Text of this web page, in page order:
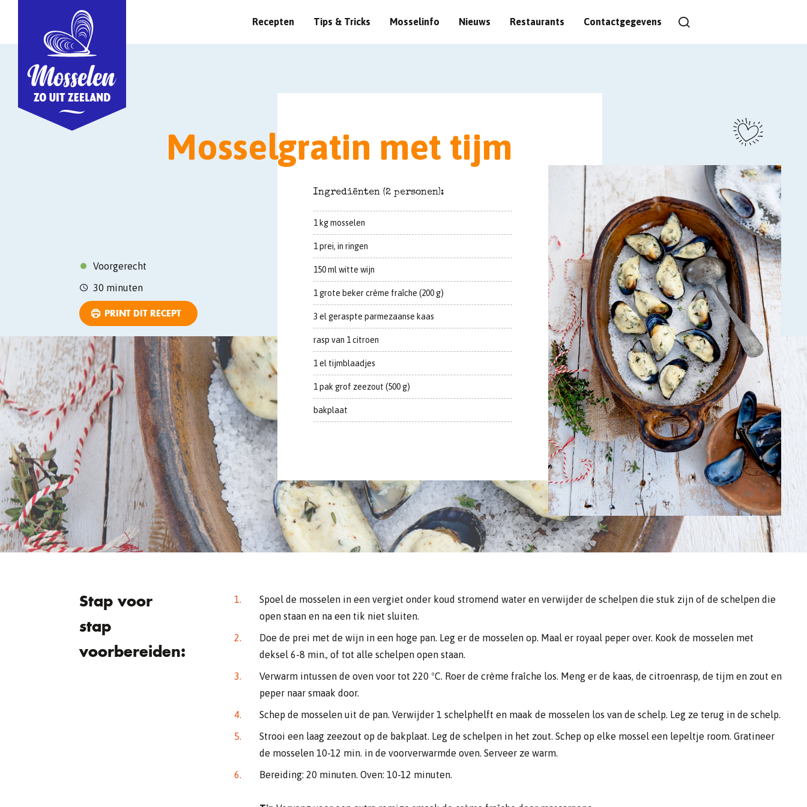
Recepten Tips & Tricks Mosselinfo Nieuws Restaurants Contactgegevens
Mosselgratin met tijm
Ingrediënten (2 personen):
1 kg mosselen
1 prei, in ringen
150 ml witte wijn
1 grote beker crème fraîche (200 g)
3 el geraspte parmezaanse kaas
rasp van 1 citroen
1 el tijmblaadjes
1 pak grof zeezout (500 g)
bakplaat
Voorgerecht
30 minuten
PRINT DIT RECEPT
Stap voor
stap
voorbereiden:
Spoel de mosselen in een vergiet onder koud stromend water en verwijder de schelpen die stuk zijn of de schelpen die
open staan en na een tik niet sluiten.
Doe de prei met de wijn in een hoge pan. Leg er de mosselen op. Maal er royaal peper over. Kook de mosselen met
deksel 6-8 min., of tot alle schelpen open staan.
Verwarm intussen de oven voor tot 220 ºC. Roer de crème fraîche los. Meng er de kaas, de citroenrasp, de tijm en zout en
peper naar smaak door.
Schep de mosselen uit de pan. Verwijder 1 schelphelft en maak de mosselen los van de schelp. Leg ze terug in de schelp.
Strooi een laag zeezout op de bakplaat. Leg de schelpen in het zout. Schep op elke mossel een lepeltje room. Gratineer
de mosselen 10-12 min. in de voorverwarmde oven. Serveer ze warm.
Bereiding: 20 minuten. Oven: 10-12 minuten.